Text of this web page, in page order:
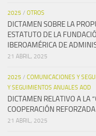
2025 / OTROS
DICTAMEN SOBRE LA
ESTATUTO DE LA
IBEROAMÉRICA DE
21 ABRIL, 2025
2025 / COMUNICACIONES Y
Y SEGUIMIENTOS ANUALES AOD
DICTAMEN RELATIVO A LA
COOPERACIÓN
21 ABRIL, 2025